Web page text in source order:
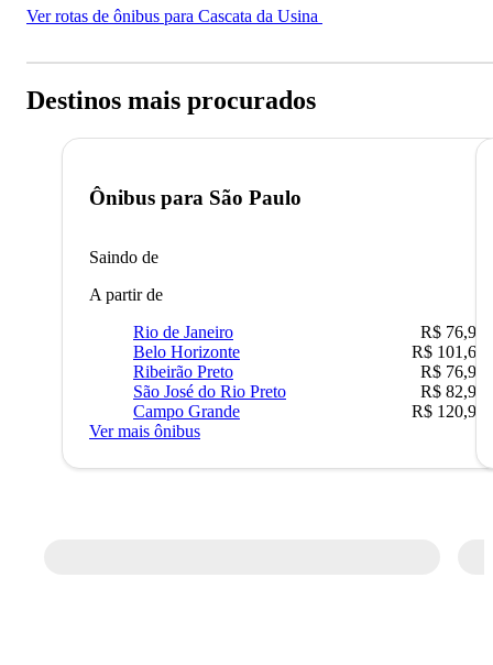
Ver rotas de ônibus para Cascata da Usina
Destinos mais procurados
Ônibus para São Paulo
Saindo de
A partir de
Rio de Janeiro
R$ 76,90
Belo Horizonte
R$ 101,67
Ribeirão Preto
R$ 76,90
São José do Rio Preto
R$ 82,90
Campo Grande
R$ 120,90
Ver mais ônibus